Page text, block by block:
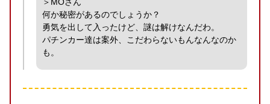
何か秘密があるのでしょうか？
勇気を出して入ったけど、謎は解けなんだわ。
パチンカー達は案外、こだわらないもんなんなのか
も。